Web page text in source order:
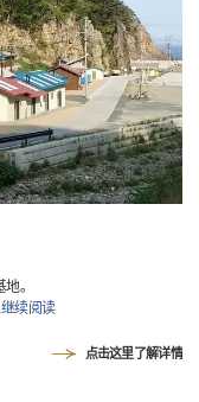
。
继续阅读
点击这里了解详情